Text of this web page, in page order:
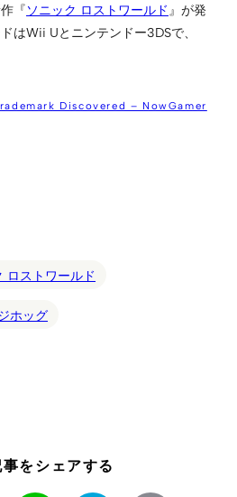
『ソニック ロストワールド 』が発
はWii Uとニンテンドー3DSで、
Discovered – NowGamer
ロストワールド
ホッグ
をシェアする